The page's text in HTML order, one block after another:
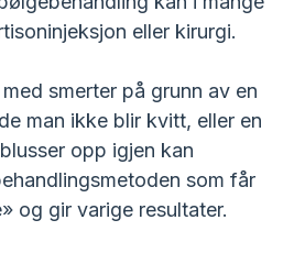
eller kirurgi.
smerter på grunn av en
man ikke blir kvitt, eller en
opp igjen kan
som får
og gir varige resultater.